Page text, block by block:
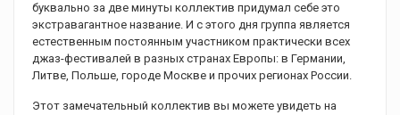
буквально за две минуты коллектив придумал себе это
экстравагантное название. И с этого дня группа является
естественным постоянным участником практически всех
джаз-фестивалей в разных странах Европы: в Германии,
Литве, Польше, городе Москве и прочих регионах России.
Этот замечательный коллектив вы можете увидеть на